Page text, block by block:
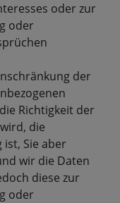
oder zur
oder
der
Richtigkeit der
die
Sie aber
wir die Daten
diese zur
oder